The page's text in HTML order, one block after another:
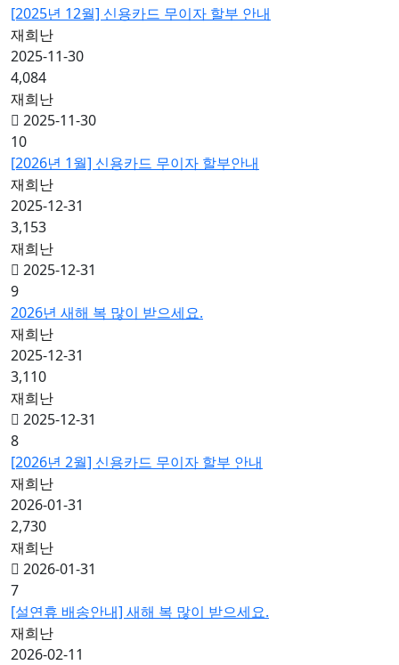
[2025년 12월] 신용카드 무이자 할부 안내
재희난
2025-11-30
4,084
재희난
2025-11-30
10
[2026년 1월] 신용카드 무이자 할부안내
재희난
2025-12-31
3,153
재희난
2025-12-31
9
2026년 새해 복 많이 받으세요.
재희난
2025-12-31
3,110
재희난
2025-12-31
8
[2026년 2월] 신용카드 무이자 할부 안내
재희난
2026-01-31
2,730
재희난
2026-01-31
7
[설연휴 배송안내] 새해 복 많이 받으세요.
재희난
2026-02-11